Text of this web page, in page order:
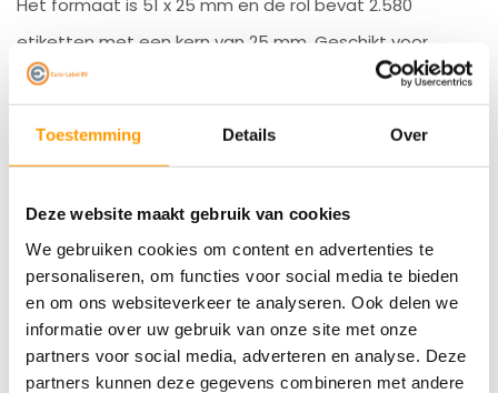
Toestemming Details Over
Deze website maakt gebruik van cookies
We gebruiken cookies om content en advertenties te
personaliseren, om functies voor social media te bieden
en om ons websiteverkeer te analyseren. Ook delen we
informatie over uw gebruik van onze site met onze
partners voor social media, adverteren en analyse. Deze
partners kunnen deze gegevens combineren met andere
Het formaat is 51 x 25 mm en de rol bevat 2.580
etiketten met een kern van 25 mm. Geschikt voor
verschillende Zebra printers en ideaal voor dagelijks
of start een chat op de website - Wij helpen je
graag!
Specificaties
Reviews